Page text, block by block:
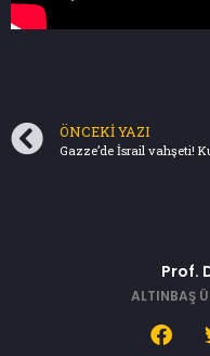
ÖNCEKI YAZI
Prof.
ALTINBAŞ